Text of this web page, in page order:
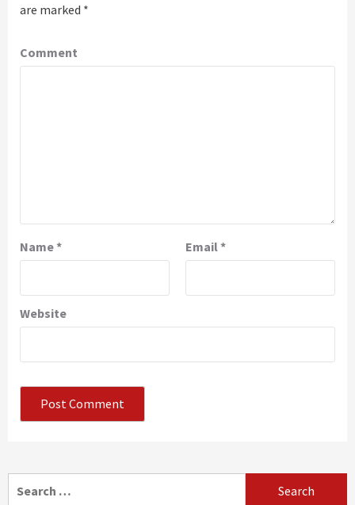
are marked *
Comment
Name* Email *
Website
for: